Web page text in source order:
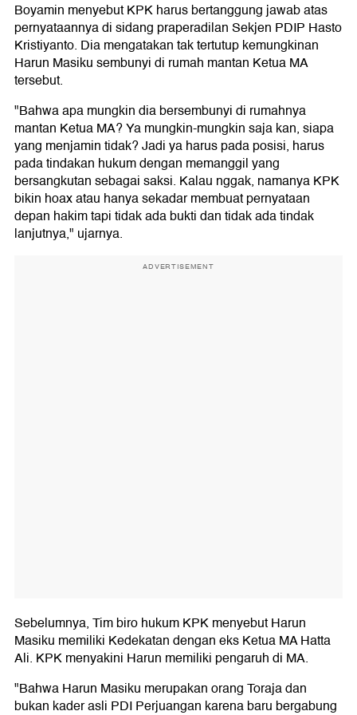
Boyamin menyebut KPK harus bertanggung jawab atas
pernyataannya di sidang praperadilan Sekjen PDIP Hasto
Kristiyanto. Dia mengatakan tak tertutup kemungkinan
Harun Masiku sembunyi di rumah mantan Ketua MA
tersebut.
"Bahwa apa mungkin dia bersembunyi di rumahnya
mantan Ketua MA? Ya mungkin-mungkin saja kan, siapa
yang menjamin tidak? Jadi ya harus pada posisi, harus
pada tindakan hukum dengan memanggil yang
bersangkutan sebagai saksi. Kalau nggak, namanya KPK
bikin hoax atau hanya sekadar membuat pernyataan
depan hakim tapi tidak ada bukti dan tidak ada tindak
lanjutnya," ujarnya.
ADVERTISEMENT
Sebelumnya, Tim biro hukum KPK menyebut Harun
Masiku memiliki Kedekatan dengan eks Ketua MA Hatta
Ali. KPK menyakini Harun memiliki pengaruh di MA.
"Bahwa Harun Masiku merupakan orang Toraja dan
bukan kader asli PDI Perjuangan karena baru bergabung